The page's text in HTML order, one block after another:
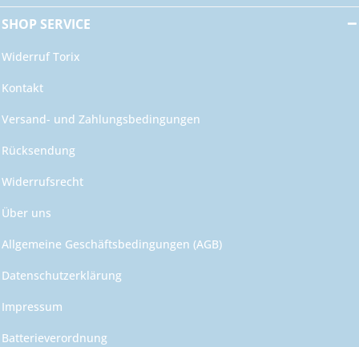
SHOP SERVICE
Widerruf Torix
Kontakt
Versand- und Zahlungsbedingungen
Rücksendung
Widerrufsrecht
Über uns
Allgemeine Geschäftsbedingungen (AGB)
Datenschutzerklärung
Impressum
Batterieverordnung